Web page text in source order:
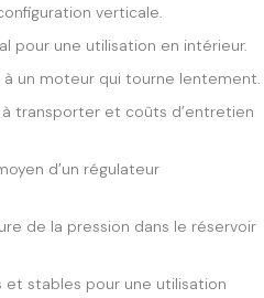
verticale.
pour une utilisation en intérieur.
un moteur qui tourne lentement.
transporter et coûts d’entretien
d’un régulateur
de la pression dans le réservoir
et stables pour une utilisation